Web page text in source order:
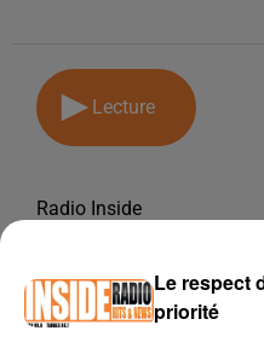
Lecture
Radio Inside
PODCAST DE PSL: EMISSION
Le respect
priorité